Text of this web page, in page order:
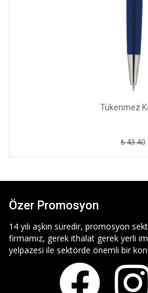
Tükenmez
₺ 43.40
Özer Promosyon
14 yılı aşkın süredir, promosyon
firmamız, gerek ithalat gerek yerli
yelpazesi ile sektörde önemli bir